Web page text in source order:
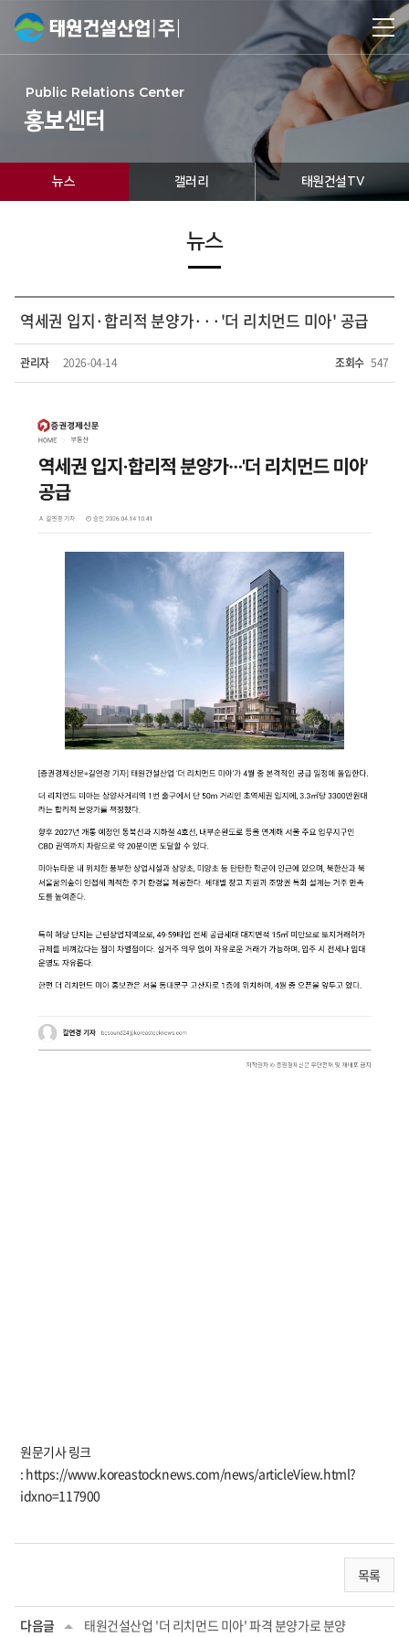
Public Relations Center
홍보센터
뉴스 갤러리 태원건설TV
뉴스
역세권 입지·합리적 분양가···'더 리치먼드 미아' 공급
관리자 2026-04-14 조회수 547
원문기사 링크
: https://www.koreastocknews.com/news/articleView.html?
idxno=117900
목록
다음글 태원건설산업 '더 리치먼드 미아' 파격 분양가로 분양